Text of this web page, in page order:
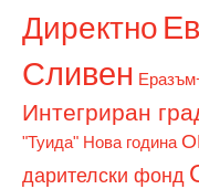
Директно
Сливен
Интегриран
"Туида" Нова година
дарителски фонд